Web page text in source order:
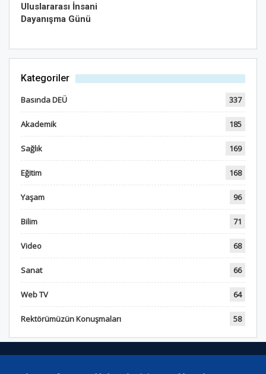
Uluslararası İnsani
Dayanışma Günü
Kategoriler
Basında DEÜ 337
Akademik 185
Sağlık 169
Eğitim 168
Yaşam 96
Bilim 71
Video 68
Sanat 66
Web TV 64
Rektörümüzün Konuşmaları 58